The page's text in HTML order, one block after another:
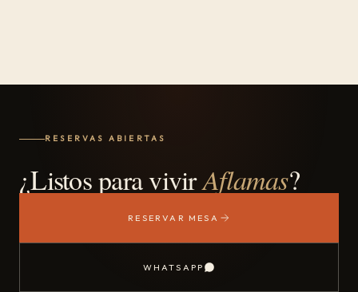
RESERVAS ABIERTAS
¿Listos para vivirAflamas?
RESERVAR MESA
WHATSAPP